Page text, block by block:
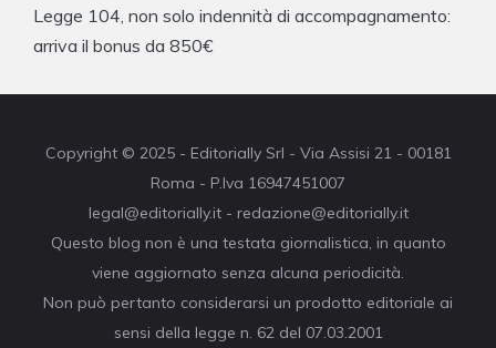
Legge 104, non solo indennità di accompagnamento:
arriva il bonus da 850€
Copyright © 2025 - Editorially Srl - Via Assisi 21 - 00181
Roma - P.Iva 16947451007
legal@editorially.it - redazione@editorially.it
Questo blog non è una testata giornalistica, in quanto
viene aggiornato senza alcuna periodicità.
Non può pertanto considerarsi un prodotto editoriale ai
sensi della legge n. 62 del 07.03.2001